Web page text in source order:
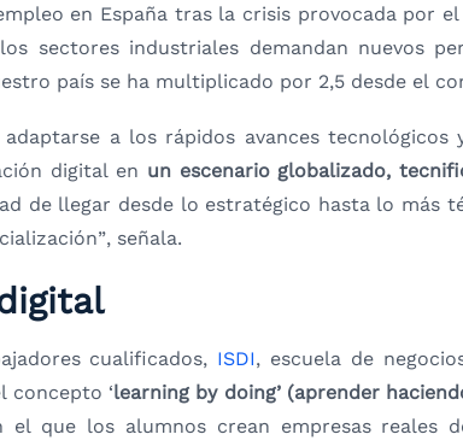
en España tras la crisis provocada por
sectores industriales demandan nuevos
país se ha multiplicado por 2,5 desde el
a los rápidos avances tecnológicos
digital en un escenario globalizado,
de llegar desde lo estratégico hasta lo más
señala.
cualificados, ISDI, escuela de
concepto ‘learning by doing’ (aprender
que los alumnos crean empresas reales